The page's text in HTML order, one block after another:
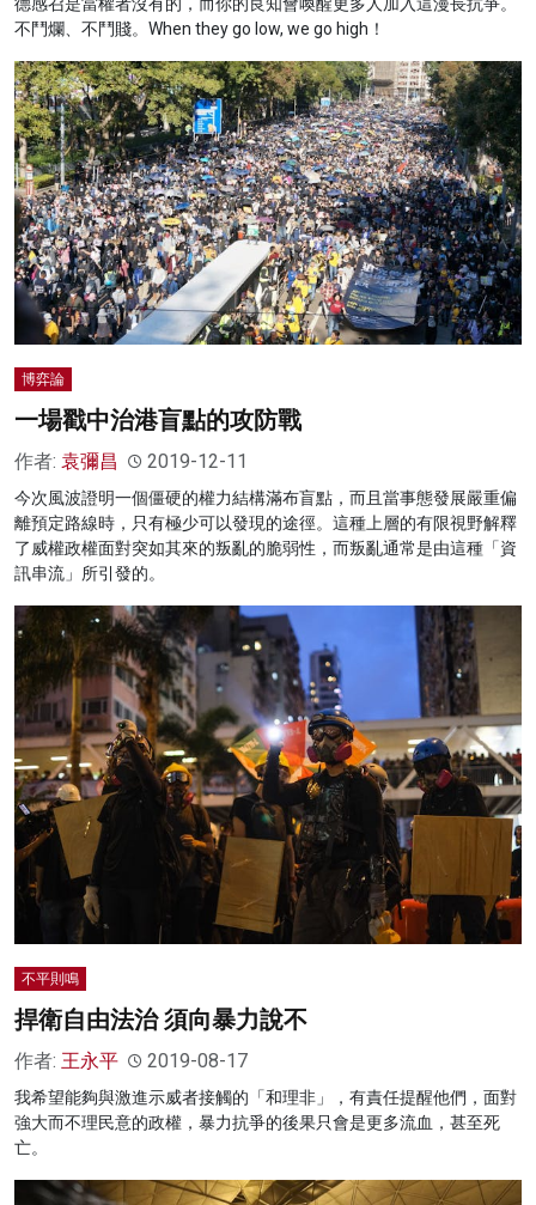
不鬥爛、不鬥賤。When they go low, we go high！
博弈論
一場戳中治港盲點的攻防戰
作者: 袁彌昌 2019-12-11
今次風波證明一個僵硬的權力結構滿布盲點，而且當事態發展嚴重偏
離預定路線時，只有極少可以發現的途徑。這種上層的有限視野解釋
了威權政權面對突如其來的叛亂的脆弱性，而叛亂通常是由這種「資
訊串流」所引發的。
不平則鳴
捍衛自由法治 須向暴力說不
作者: 王永平 2019-08-17
我希望能夠與激進示威者接觸的「和理非」，有責任提醒他們，面對
強大而不理民意的政權，暴力抗爭的後果只會是更多流血，甚至死
亡。